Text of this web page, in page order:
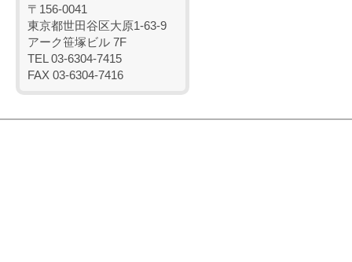
〒156-0041
東京都世田谷区大原1-63-9
アーク笹塚ビル 7F
TEL 03-6304-7415
FAX 03-6304-7416